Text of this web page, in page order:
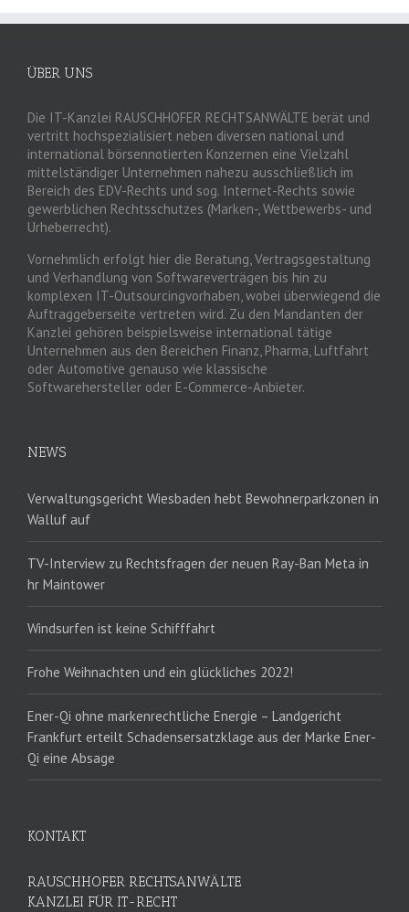
ÜBER UNS
Die IT-Kanzlei RAUSCHHOFER RECHTSANWÄLTE berät und
vertritt hochspezialisiert neben diversen national und
international börsennotierten Konzernen eine Vielzahl
mittelständiger Unternehmen nahezu ausschließlich im
Bereich des EDV-Rechts und sog. Internet-Rechts sowie
gewerblichen Rechtsschutzes (Marken-, Wettbewerbs- und
Urheberrecht).
Vornehmlich erfolgt hier die Beratung, Vertragsgestaltung
und Verhandlung von Softwareverträgen bis hin zu
komplexen IT-Outsourcingvorhaben, wobei überwiegend die
Auftraggeberseite vertreten wird. Zu den Mandanten der
Kanzlei gehören beispielsweise international tätige
Unternehmen aus den Bereichen Finanz, Pharma, Luftfahrt
oder Automotive genauso wie klassische
Softwarehersteller oder E-Commerce-Anbieter.
NEWS
Verwaltungsgericht Wiesbaden hebt Bewohnerparkzonen in
Walluf auf
TV-Interview zu Rechtsfragen der neuen Ray-Ban Meta in
hr Maintower
Windsurfen ist keine Schifffahrt
Frohe Weihnachten und ein glückliches 2022!
Ener-Qi ohne markenrechtliche Energie – Landgericht
Frankfurt erteilt Schadensersatzklage aus der Marke Ener-
Qi eine Absage
KONTAKT
RAUSCHHOFER RECHTSANWÄLTE
KANZLEI FÜR IT-RECHT